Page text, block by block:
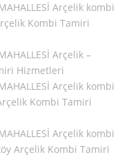
Arçelik kombi
Kombi Tamiri
Arçelik –
Hizmetleri
Arçelik kombi
Kombi Tamiri
Arçelik kombi
Arçelik Kombi Tamiri